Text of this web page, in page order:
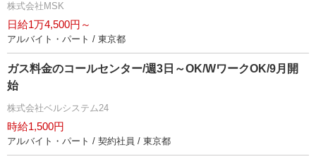
株式会社MSK
日給1万4,500円～
アルバイト・パート / 東京都
ガス料金のコールセンター/週3日～OK/WワークOK/9月開
始
株式会社ベルシステム24
時給1,500円
アルバイト・パート / 契約社員 / 東京都